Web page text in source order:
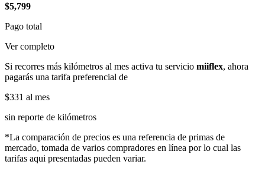
$5,799
Pago total
Ver completo
Si recorres más kilómetros al mes activa tu servicio miiflex, ahora
pagarás una tarifa preferencial de
$331 al mes
sin reporte de kilómetros
*La comparación de precios es una referencia de primas de
mercado, tomada de varios compradores en línea por lo cual las
tarifas aqui presentadas pueden variar.